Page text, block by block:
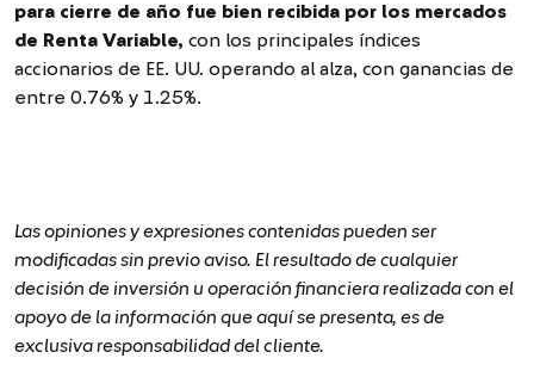
para cierre de año fue bien recibida por los mercados
de Renta Variable, con los principales índices
accionarios de EE. UU. operando al alza, con ganancias de
entre 0.76% y 1.25%.
Las opiniones y expresiones contenidas pueden ser
modificadas sin previo aviso. El resultado de cualquier
decisión de inversión u operación financiera realizada con el
apoyo de la información que aquí se presenta, es de
exclusiva responsabilidad del cliente.